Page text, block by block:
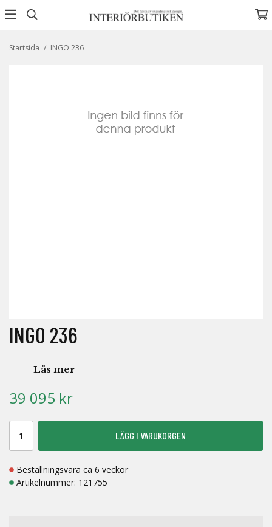
Startsida / INGO 236
INGO 236
Läs mer
39 095 kr
LÄGG I VARUKORGEN
Beställningsvara ca 6 veckor
Artikelnummer: 121755